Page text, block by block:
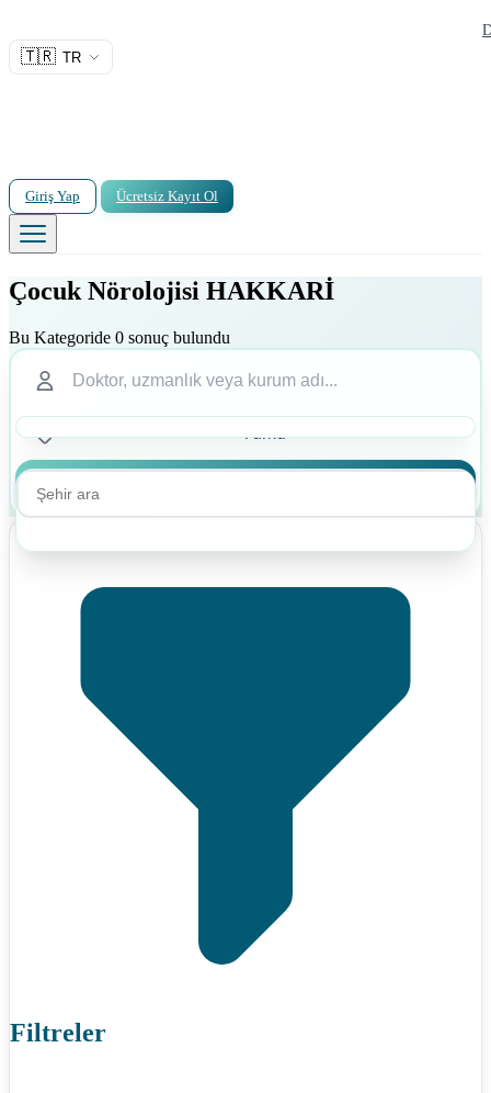
🇹🇷 TR
Giriş Yap Ücretsiz Kayıt Ol
Çocuk Nörolojisi HAKKARİ
Bu Kategoride 0 sonuç bulundu
Filtreler